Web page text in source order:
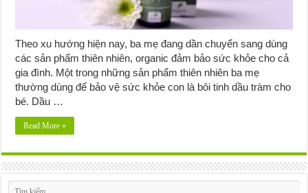
Theo xu hướng hiện nay, ba mẹ đang dần chuyển sang dùng
các sản phẩm thiên nhiên, organic đảm bảo sức khỏe cho cả
gia đình. Một trong những sản phẩm thiên nhiên ba mẹ
thường dùng để bảo vệ sức khỏe con là bôi tinh dầu tràm cho
bé. Dầu …
Read More »